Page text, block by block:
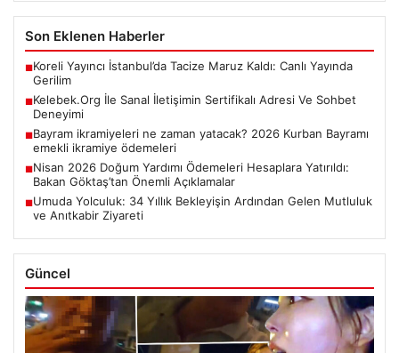
Son Eklenen Haberler
■Koreli Yayıncı İstanbul’da Tacize Maruz Kaldı: Canlı Yayında
Gerilim
■Kelebek.Org İle Sanal İletişimin Sertifikalı Adresi Ve Sohbet
Deneyimi
■Bayram ikramiyeleri ne zaman yatacak? 2026 Kurban Bayramı
emekli ikramiye ödemeleri
■Nisan 2026 Doğum Yardımı Ödemeleri Hesaplara Yatırıldı:
Bakan Göktaş’tan Önemli Açıklamalar
■Umuda Yolculuk: 34 Yıllık Bekleyişin Ardından Gelen Mutluluk
ve Anıtkabir Ziyareti
Güncel